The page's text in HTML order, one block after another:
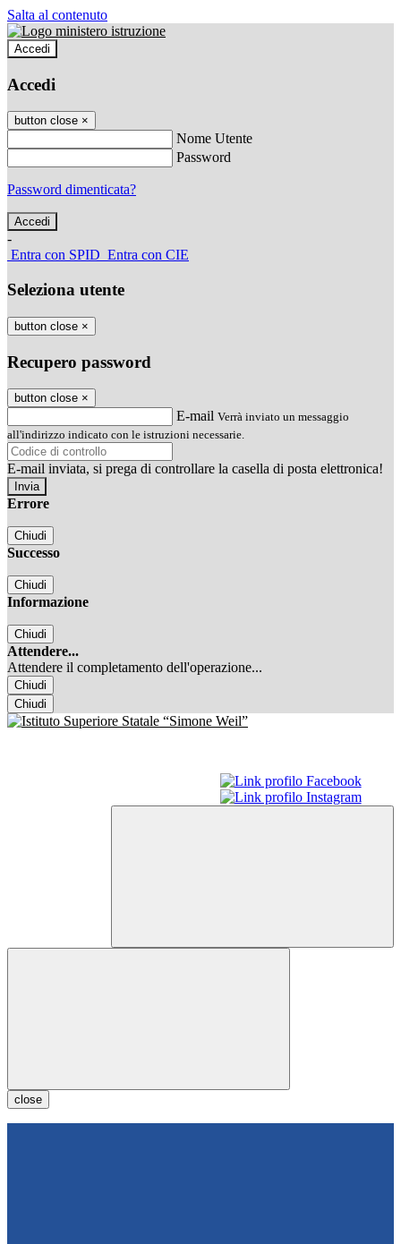
Salta al contenuto
Accedi
Accedi
button close ×
Nome Utente
Password
Password dimenticata?
-
Entra con SPID Entra con CIE
Seleziona utente
button close ×
Recupero password
button close ×
E-mail Verrà inviato un messaggio
all'indirizzo indicato con le istruzioni necessarie.
E-mail inviata, si prega di controllare la casella di posta elettronica!
Errore
Chiudi
Successo
Chiudi
Informazione
Chiudi
Attendere...
Attendere il completamento dell'operazione...
Chiudi
Chiudi
close